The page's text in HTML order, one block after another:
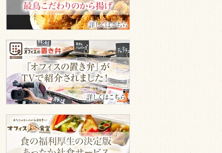
度」
得
専
門
店
オ
フ
ス
GA
食
堂
TV
で
紹
オ
フ